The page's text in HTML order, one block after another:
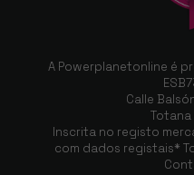
A Powerplanetonline é
Calle
Totana
Inscrita no registo
com dados registais*